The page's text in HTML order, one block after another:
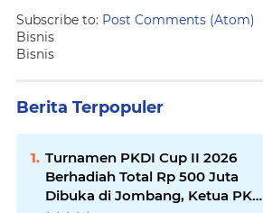
Subscribe to: Post Comments (Atom)
Bisnis
Bisnis
Berita Terpopuler
Turnamen PKDI Cup II 2026
Berhadiah Total Rp 500 Juta
Dibuka di Jombang, Ketua PKDI